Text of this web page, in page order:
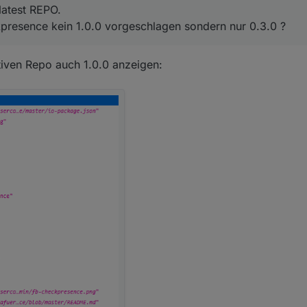
REPO.
kein 1.0.0 vorgeschlagen sondern nur 0.3.0 ?
Repo auch 1.0.0 anzeigen: